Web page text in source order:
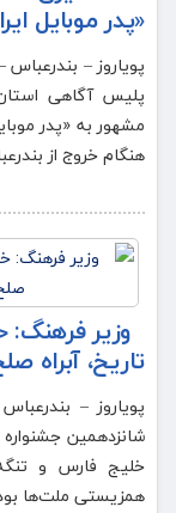
«پدر موبایل
پویاروز –
پلیس آگاهی استان
مشهور به «پدر
هنگام خروج از
وزیر
تاریخ،
پویاروز –
شانزدهمین
خلیج فارس و
همزیستی ملت‌ها